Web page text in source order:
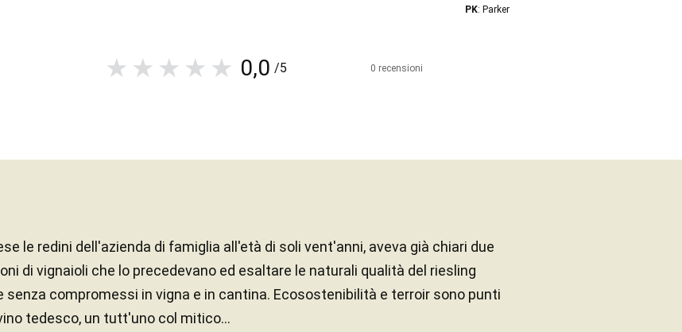
PK: Parker
0,0 /5 0 recensioni
le redini dell'azienda di famiglia all'età di soli vent'anni, aveva già chiari due
di vignaioli che lo precedevano ed esaltare le naturali qualità del riesling
senza compromessi in vigna e in cantina. Ecosostenibilità e terroir sono punti
tedesco, un tutt'uno col mitico...